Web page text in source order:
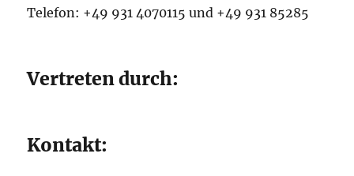
Telefon: +49 931 4070115 und +49 931 85285
Vertreten durch:
Kontakt: